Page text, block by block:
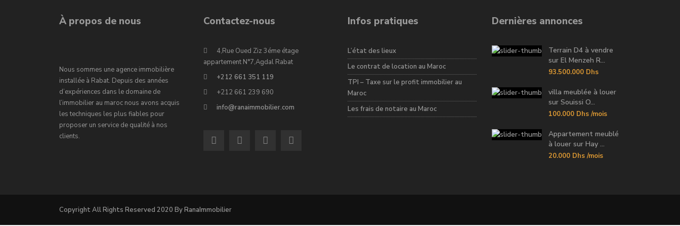
À propos de nous
Nous sommes une agence immobilière
installée à Rabat. Depuis des années
d’expériences dans le domaine de
l’immobilier au maroc nous avons acquis
les techniques les plus fiables pour
proposer un service de qualité à nos
clients.
Contactez-nous
4,Rue Oued Ziz 3éme étage
appartement N°7,Agdal Rabat
+212 661 351 119
+212 661 239 690
info@ranaimmobilier.com
Infos pratiques
L’état des lieux
Le contrat de location au Maroc
TPI – Taxe sur le profit immobilier au
Maroc
Les frais de notaire au Maroc
Dernières annonces
Terrain D4 à vendre
sur El Menzeh R...
93.500.000 Dhs
villa meublée à louer
sur Souissi O...
100.000 Dhs /mois
Appartement meublé
à louer sur Hay ...
20.000 Dhs /mois
Copyright All Rights Reserved 2020 By RanaImmobilier